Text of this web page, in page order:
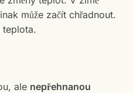
může začít chřadnout.
teplota.
ale nepřehnanou